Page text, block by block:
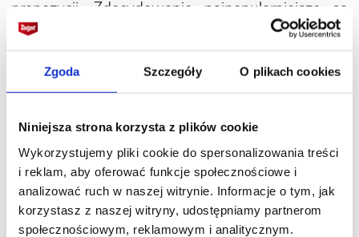
Zgoda Szczegóły O plikach cookies
Niniejsza strona korzysta z plików cookie
Wykorzystujemy pliki cookie do spersonalizowania treści
i reklam, aby oferować funkcje społecznościowe i
analizować ruch w naszej witrynie. Informacje o tym, jak
korzystasz z naszej witryny, udostępniamy partnerom
społecznościowym, reklamowym i analitycznym.
propozycji. Zdecydowanie najpopularniejsze są
rojniki. Na skalniaku świetnie wyglądają kwiaty
cebulowe. Oprócz tulipanów mogą to być np.
cebulice, czosnki ozdobne, krokusy, szafirki.
Aster– na skalniaki najlepsze są
niskie astry bylinowe. Kwitną na
przełomie lata i jesieni w wielu
kolorach. Przekwitłe, zasuszone
kwiatostany pięknie wyglądają zimą
oprószone śniegiem lub oszronione.